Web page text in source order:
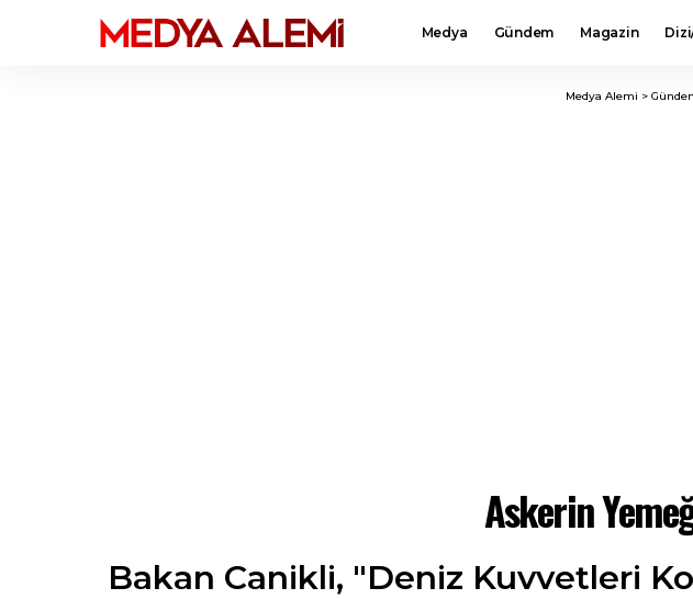
Medya Gündem Magazin
Medya Alemi >
Askerin
Bakan Canikli, "Deniz Kuvvetleri